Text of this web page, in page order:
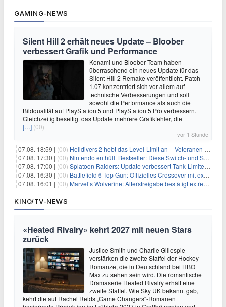
GAMING-NEWS
Silent Hill 2 erhält neues Update – Bloober
verbessert Grafik und Performance
Konami und Bloober Team haben
überraschend ein neues Update für das
Silent Hill 2 Remake veröffentlicht. Patch
1.07 konzentriert sich vor allem auf
technische Verbesserungen und soll
sowohl die Performance als auch die
Bildqualität auf PlayStation 5 und PlayStation 5 Pro verbessern.
Gleichzeitig beseitigt das Update mehrere Grafikfehler, die
[…] (00)
vor 1 Stunde
07.08. 18:59 | (00) Helldivers 2 hebt das Level-Limit an – Veteranen können endlich weiter aufsteigen
07.08. 17:30 | (00) Nintendo enthüllt Bestseller: Diese Switch- und Switch-2-Spiele verkaufen sich am besten
07.08. 17:00 | (00) Splatoon Raiders: Update verbessert Tank-Limiter und behebt Bugs
07.08. 16:30 | (00) Battlefield 6 Top Gun: Offizielles Crossover mit exklusiven Inhalten angekündigt
07.08. 16:01 | (00) Marvel’s Wolverine: Altersfreigabe bestätigt extreme Gewalt und düstere Szenen
KINO/TV-NEWS
«Heated Rivalry» kehrt 2027 mit neuen Stars
zurück
Justice Smith und Charlie Gillespie
verstärken die zweite Staffel der Hockey-
Romanze, die in Deutschland bei HBO
Max zu sehen sein wird. Die romantische
Dramaserie Heated Rivalry erhält eine
zweite Staffel. Wie Sky UK bekannt gab,
kehrt die auf Rachel Reids „Game Changers“-Romanen